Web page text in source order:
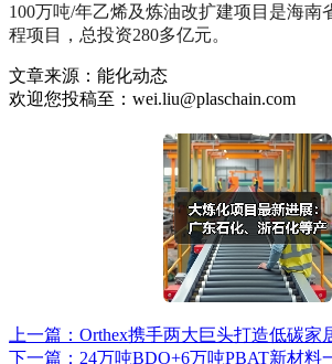
100万吨/年乙烯及炼油改扩建项目是海南
程项目，总投资280多亿元。
文章来源：能化动态
欢迎您投稿至：wei.liu@plaschain.com
上一篇：Orthex携手两大巨头打造低碳家
下一篇：24万吨BDO+6万吨PBAT新材料